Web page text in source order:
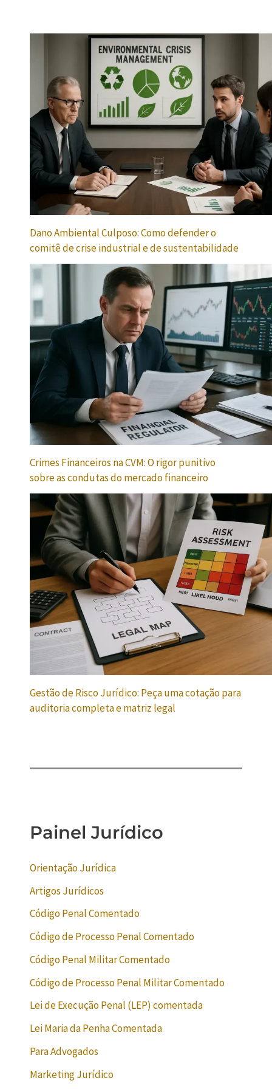
Dano Ambiental Culposo: Como defender o
comitê de crise industrial e de sustentabilidade
Crimes Financeiros na CVM: O rigor punitivo
sobre as condutas do mercado financeiro
Gestão de Risco Jurídico: Peça uma cotação para
auditoria completa e matriz legal
Painel Jurídico
Orientação Jurídica
Artigos Jurídicos
Código Penal Comentado
Código de Processo Penal Comentado
Código Penal Militar Comentado
Código de Processo Penal Militar Comentado
Lei de Execução Penal (LEP) comentada
Lei Maria da Penha Comentada
Para Advogados
Marketing Jurídico